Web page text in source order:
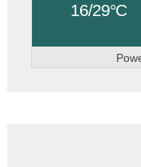
16/29°C